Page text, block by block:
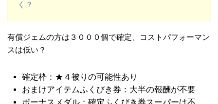
く？
有償ジェムの方は３０００個で確定、コストパフォーマン
スは低い？
確定枠：★４被りの可能性あり
おまけアイテムふくびき券：大半の報酬が不要